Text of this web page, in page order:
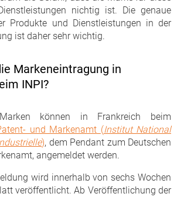
nichtig ist. Die genaue
Produkte und Dienstleistungen in der
ist daher sehr wichtig.
Markeneintragung in
INPI?
können in Frankreich beim
und Markenamt (Institut National
), dem Pendant zum Deutschen
angemeldet werden.
wird innerhalb von sechs Wochen
veröffentlicht. Ab Veröffentlichung der